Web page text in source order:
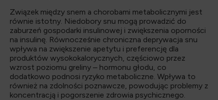
Związek między snem a chorobami metabolicznymi jest
równie istotny. Niedobory snu mogą prowadzić do
zaburzeń gospodarki insulinowej i zwiększenia oporności
na insulinę. Równocześnie chroniczna deprywacja snu
wpływa na zwiększenie apetytu i preferencję dla
produktów wysokokalorycznych, częściowo przez
wzrost poziomu greliny – hormonu głodu, co
dodatkowo podnosi ryzyko metaboliczne. Wpływa to
również na zdolności poznawcze, powodując problemy z
koncentracją i pogorszenie zdrowia psychicznego.